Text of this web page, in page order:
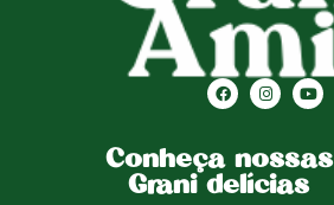
Conheça nossas
Grani delícias